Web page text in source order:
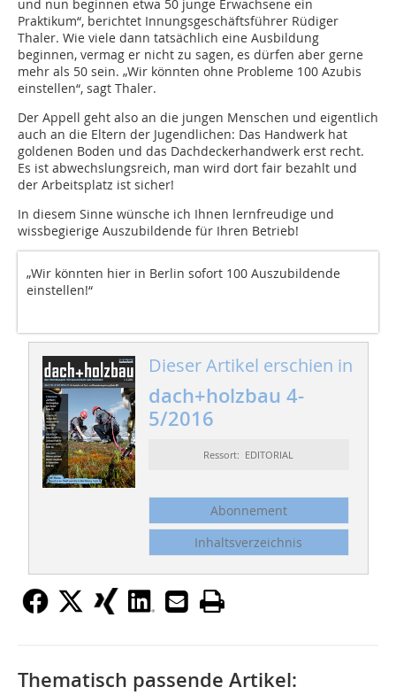
und nun beginnen etwa 50 junge Erwachsene ein
Praktikum“, berichtet Innungsgeschäftsführer Rüdiger
Thaler. Wie viele dann tatsächlich eine Ausbildung
beginnen, vermag er nicht zu sagen, es dürfen aber gerne
mehr als 50 sein. „Wir könnten ohne Probleme 100 Azubis
einstellen“, sagt Thaler.
Der Appell geht also an die jungen Menschen und eigentlich
auch an die Eltern der Jugendlichen: Das Handwerk hat
goldenen Boden und das Dachdeckerhandwerk erst recht.
Es ist abwechslungsreich, man wird dort fair bezahlt und
der Arbeitsplatz ist sicher!
In diesem Sinne wünsche ich Ihnen lernfreudige und
wissbegierige Auszubildende für Ihren Betrieb!
„Wir könnten hier in Berlin sofort 100 Auszubildende
einstellen!“
Dieser Artikel erschien in
dach+holzbau 4-
5/2016
Ressort: EDITORIAL
Abonnement
Inhaltsverzeichnis
Thematisch passende Artikel: